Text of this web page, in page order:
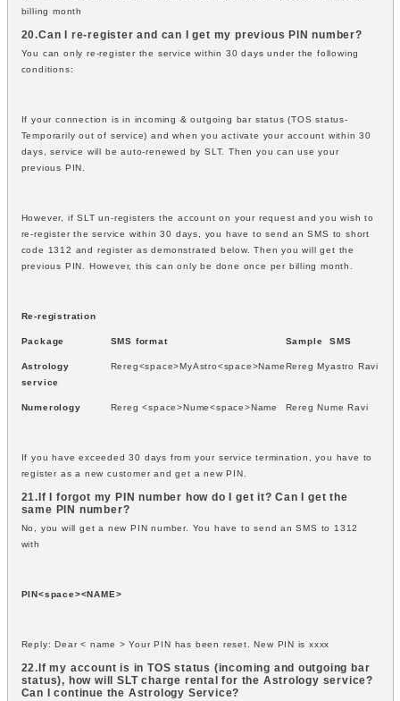
billing month
20.Can I re-register and can I get my previous PIN number?
You can only re-register the service within 30 days under the following
conditions:
If your connection is in incoming & outgoing bar status (TOS status-
Temporarily out of service) and when you activate your account within 30
days, service will be auto-renewed by SLT. Then you can use your
previous PIN.
However, if SLT un-registers the account on your request and you wish to
re-register the service within 30 days, you have to send an SMS to short
code 1312 and register as demonstrated below. Then you will get the
previous PIN. However, this can only be done once per billing month.
Re-registration
Package SMS format Sample SMS
Astrology
service
Rereg<space>MyAstro<space>NameRereg Myastro Ravi
Numerology Rereg <space>Nume<space>Name Rereg Nume Ravi
If you have exceeded 30 days from your service termination, you have to
register as a new customer and get a new PIN.
21.If I forgot my PIN number how do I get it? Can I get the
same PIN number?
No, you will get a new PIN number. You have to send an SMS to 1312
with
PIN<space><NAME>
Reply: Dear < name > Your PIN has been reset. New PIN is xxxx
22.If my account is in TOS status (incoming and outgoing bar
status), how will SLT charge rental for the Astrology service?
Can I continue the Astrology Service?